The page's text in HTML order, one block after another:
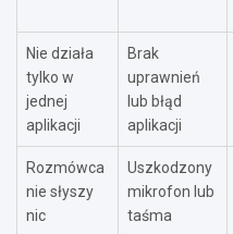
Nie działa
tylko w
jednej
aplikacji
Brak
uprawnień
lub błąd
aplikacji
Rozmówca
nie słyszy
nic
Uszkodzony
mikrofon lub
taśma